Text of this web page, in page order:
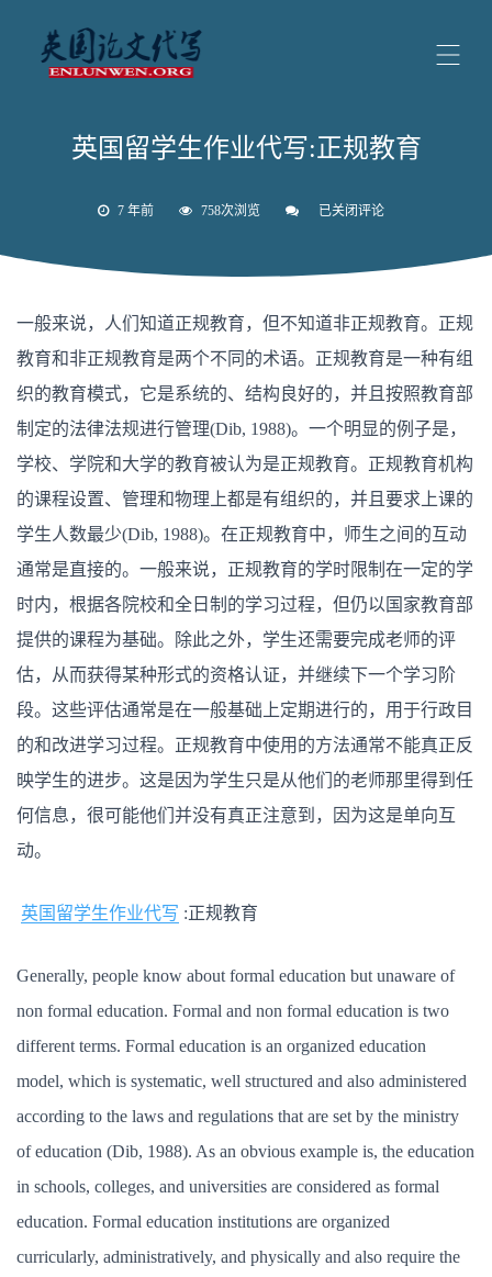
英国留学生作业代写:正规教育
7 年前 758次浏览
英
业
写:
规
教
育
已关闭评论
一般来说，人们知道正规教育，但不知道非正规教育。正规
教育和非正规教育是两个不同的术语。正规教育是一种有组
织的教育模式，它是系统的、结构良好的，并且按照教育部
制定的法律法规进行管理(Dib, 1988)。一个明显的例子是，
学校、学院和大学的教育被认为是正规教育。正规教育机构
的课程设置、管理和物理上都是有组织的，并且要求上课的
学生人数最少(Dib, 1988)。在正规教育中，师生之间的互动
通常是直接的。一般来说，正规教育的学时限制在一定的学
时内，根据各院校和全日制的学习过程，但仍以国家教育部
提供的课程为基础。除此之外，学生还需要完成老师的评
估，从而获得某种形式的资格认证，并继续下一个学习阶
段。这些评估通常是在一般基础上定期进行的，用于行政目
的和改进学习过程。正规教育中使用的方法通常不能真正反
映学生的进步。这是因为学生只是从他们的老师那里得到任
何信息，很可能他们并没有真正注意到，因为这是单向互
动。
英国留学生作业代写 :正规教育
Generally, people know about formal education but unaware of
non formal education. Formal and non formal education is two
different terms. Formal education is an organized education
model, which is systematic, well structured and also administered
according to the laws and regulations that are set by the ministry
of education (Dib, 1988). As an obvious example is, the education
in schools, colleges, and universities are considered as formal
education. Formal education institutions are organized
curricularly, administratively, and physically and also require the